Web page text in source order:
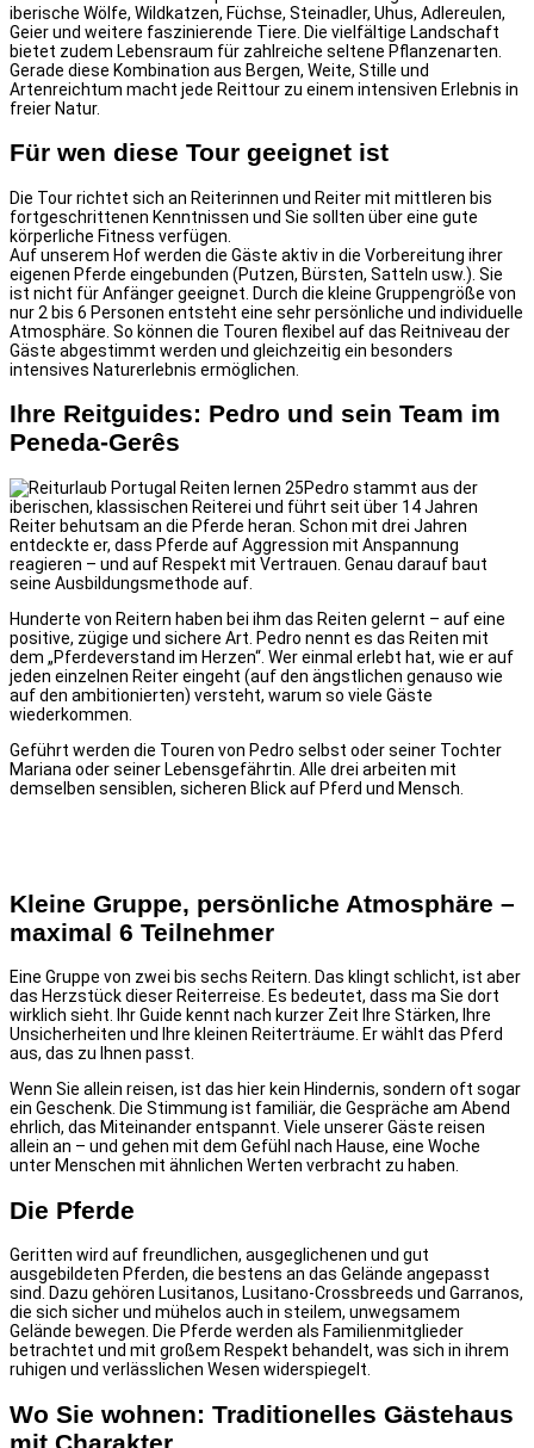
iberische Wölfe, Wildkatzen, Füchse, Steinadler, Uhus, Adlereulen,
Geier und weitere faszinierende Tiere. Die vielfältige Landschaft
bietet zudem Lebensraum für zahlreiche seltene Pflanzenarten.
Gerade diese Kombination aus Bergen, Weite, Stille und
Artenreichtum macht jede Reittour zu einem intensiven Erlebnis in
freier Natur.
Für wen diese Tour geeignet ist
Die Tour richtet sich an Reiterinnen und Reitermit mittleren bis
fortgeschrittenen Kenntnissen und Sie sollten über eine gute
körperliche Fitness verfügen.
Auf unserem Hof ​​werden die Gäste aktiv in die Vorbereitung ihrer
eigenen Pferde eingebunden (Putzen, Bürsten, Satteln usw.). Sie
ist nicht für Anfänger geeignet. Durch die kleine Gruppengröße von
nur 2 bis 6 Personen entsteht eine sehr persönliche und individuelle
Atmosphäre. So können die Touren flexibel auf das Reitniveau der
Gäste abgestimmt werden und gleichzeitig ein besonders
intensives Naturerlebnis ermöglichen.
Ihre Reitguides: Pedro und sein Team im
Peneda-Gerês
Pedro stammt aus der
iberischen, klassischen Reiterei und führt seit über 14 Jahren
Reiter behutsam an die Pferde heran. Schon mit drei Jahren
entdeckte er, dass Pferde auf Aggression mit Anspannung
reagieren – und auf Respekt mit Vertrauen. Genau darauf baut
seine Ausbildungsmethode auf.
Hunderte von Reitern haben bei ihm das Reiten gelernt – auf eine
positive, zügige und sichere Art. Pedro nennt es das Reiten mit
dem „Pferdeverstand im Herzen“. Wer einmal erlebt hat, wie er auf
jeden einzelnen Reiter eingeht (auf den ängstlichen genauso wie
auf den ambitionierten) versteht, warum so viele Gäste
wiederkommen.
Geführt werden die Touren von Pedro selbst oder seiner Tochter
Mariana oder seiner Lebensgefährtin. Alle drei arbeiten mit
demselben sensiblen, sicheren Blick auf Pferd und Mensch.
Kleine Gruppe, persönliche Atmosphäre –
maximal 6 Teilnehmer
Eine Gruppe von zwei bis sechs Reitern. Das klingt schlicht, ist aber
das Herzstück dieser Reiterreise. Es bedeutet, dass ma Sie dort
wirklich sieht. Ihr Guide kennt nach kurzer Zeit Ihre Stärken, Ihre
Unsicherheiten und Ihre kleinen Reiterträume. Er wählt das Pferd
aus, das zu Ihnen passt.
Wenn Sie allein reisen, ist das hier kein Hindernis, sondern oft sogar
ein Geschenk. Die Stimmung ist familiär, die Gespräche am Abend
ehrlich, das Miteinander entspannt. Viele unserer Gäste reisen
allein an – und gehen mit dem Gefühl nach Hause, eine Woche
unter Menschen mit ähnlichen Werten verbracht zu haben.
Die Pferde
Geritten wird auf freundlichen, ausgeglichenen und gut
ausgebildeten Pferden, die bestens an das Gelände angepasst
sind. Dazu gehören Lusitanos, Lusitano-Crossbreeds und Garranos,
die sich sicher und mühelos auch in steilem, unwegsamem
Gelände bewegen. Die Pferde werden als Familienmitglieder
betrachtet und mit großem Respekt behandelt, was sich in ihrem
ruhigen und verlässlichen Wesen widerspiegelt.
Wo Sie wohnen: Traditionelles Gästehaus
mit Charakter